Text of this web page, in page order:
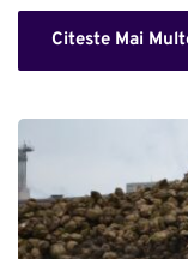
Citeste Mai